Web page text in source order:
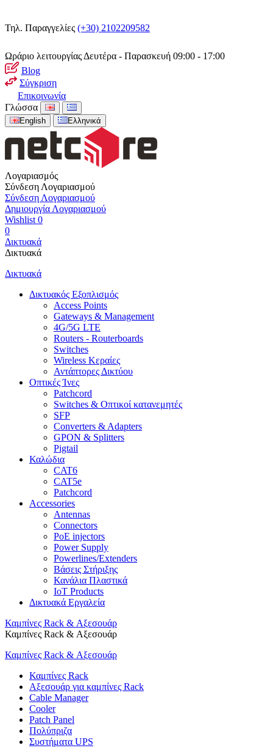
Τηλ. Παραγγελίες (+30) 2102209582
Ωράριο λειτουργίας Δευτέρα - Παρασκευή 09:00 - 17:00
Blog
Σύγκριση
Επικοινωνία
Γλώσσα
English Ελληνικά
Λογαριασμός
Σύνδεση Λογαριασμού
Σύνδεση Λογαριασμού
Δημιουργία Λογαριασμού
Wishlist 0
0
Δικτυακά
Δικτυακά
Δικτυακά
Δικτυακός Εξοπλισμός
Access Points
Gateways & Management
4G/5G LTE
Routers - Routerboards
Switches
Wireless Κεραίες
Αντάπτορες Δικτύου
Οπτικές Ίνες
Patchcord
Switches & Οπτικοί κατανεμητές
SFP
Converters & Adapters
GPON & Splitters
Pigtail
Καλώδια
CAT6
CAT5e
Patchcord
Accessories
Antennas
Connectors
PoE injectors
Power Supply
Powerlines/Extenders
Βάσεις Στήριξης
Κανάλια Πλαστικά
IoT Products
Δικτυακά Εργαλεία
Καμπίνες Rack & Αξεσουάρ
Καμπίνες Rack & Αξεσουάρ
Καμπίνες Rack & Αξεσουάρ
Καμπίνες Rack
Αξεσουάρ για καμπίνες Rack
Cable Manager
Cooler
Patch Panel
Πολύπριζα
Συστήματα UPS